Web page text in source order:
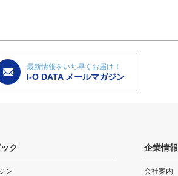
最新情報をいち早くお届け！
I-O DATA メールマガジン
ク
ン
企業情報
会社案内